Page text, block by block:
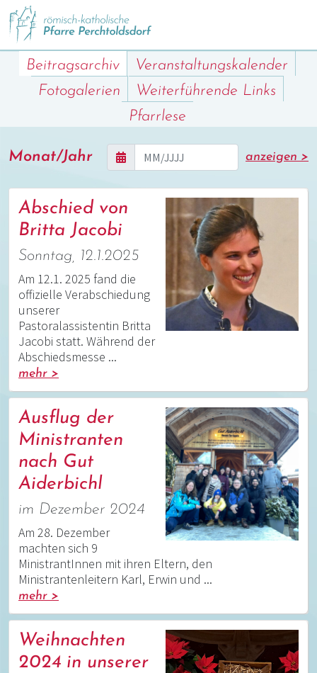
Beitragsarchiv
Veranstaltungskalender
Fotogalerien
Weiterführende Links
Pfarrlese
Monat/Jahr anzeigen >
Abschied von
Britta Jacobi
Sonntag, 12.1.2025
Am 12.1. 2025 fand die
offizielle Verabschiedung
unserer
Pastoralassistentin Britta
Jacobi statt. Während der
Abschiedsmesse ...
mehr >
Ausflug der
Ministranten
nach Gut
Aiderbichl
im Dezember 2024
Am 28. Dezember
machten sich 9
MinistrantInnen mit ihren Eltern, den
Ministrantenleitern Karl, Erwin und ...
mehr >
Weihnachten
2024 in unserer